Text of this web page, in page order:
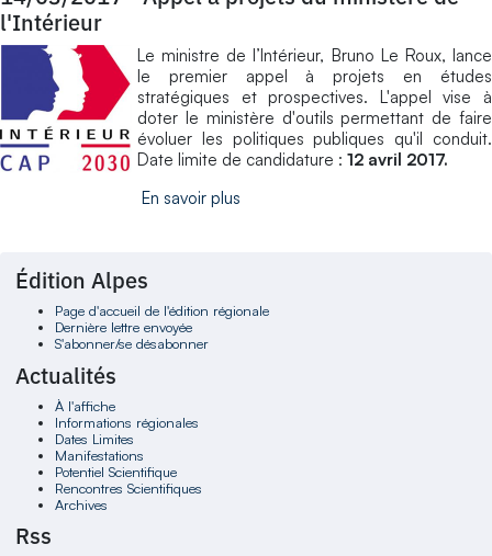
l'Intérieur
Le ministre de l’Intérieur, Bruno Le Roux, lance
le premier appel à projets en études
stratégiques et prospectives. L'appel vise à
doter le ministère d'outils permettant de faire
évoluer les politiques publiques qu'il conduit.
Date limite de candidature : 12 avril 2017.
En savoir plus
Édition Alpes
Page d'accueil de l'édition régionale
Dernière lettre envoyée
S'abonner/se désabonner
Actualités
À l'affiche
Informations régionales
Dates Limites
Manifestations
Potentiel Scientifique
Rencontres Scientifiques
Archives
Rss